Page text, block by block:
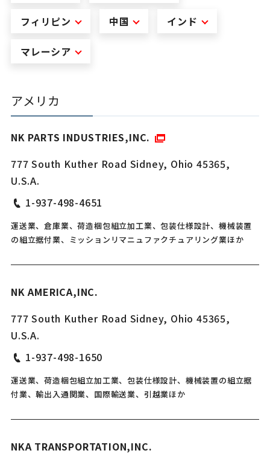
フィリピン 中国 インド
マレーシア
アメリカ
NK PARTS INDUSTRIES,INC.
777 South Kuther Road Sidney, Ohio 45365,
U.S.A.
1-937-498-4651
運送業、倉庫業、荷造梱包組立加工業、包装仕様設計、機械装置
の組立据付業、ミッションリマニュファクチュアリング業ほか
NK AMERICA,INC.
777 South Kuther Road Sidney, Ohio 45365,
U.S.A.
1-937-498-1650
運送業、荷造梱包組立加工業、包装仕様設計、機械装置の組立据
付業、輸出入通関業、国際輸送業、引越業ほか
NKA TRANSPORTATION,INC.